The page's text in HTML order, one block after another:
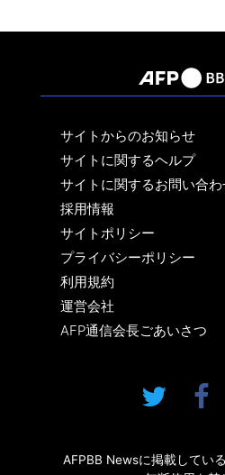
サイトからのお知らせ
サイトに関するヘルプ
サイトに関するお問い合
採用情報
サイトポリシー
プライバシーポリシー
利用規約
運営会社
AFP通信会長ごあいさつ
AFPBB Newsに掲載してい